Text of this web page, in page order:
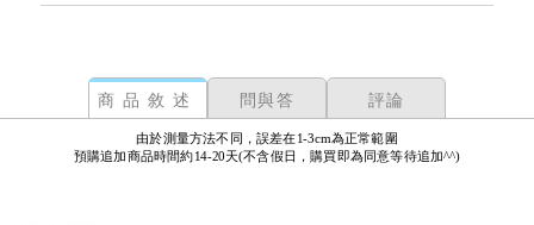
商品敘述 問與答 評論